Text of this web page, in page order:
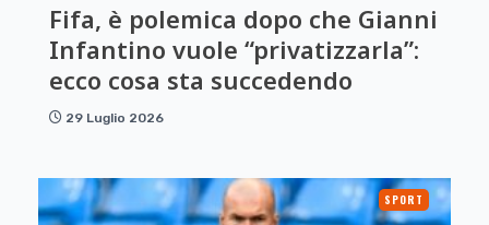
Fifa, è polemica dopo che Gianni
Infantino vuole “privatizzarla”:
ecco cosa sta succedendo
29 Luglio 2026
SPORT